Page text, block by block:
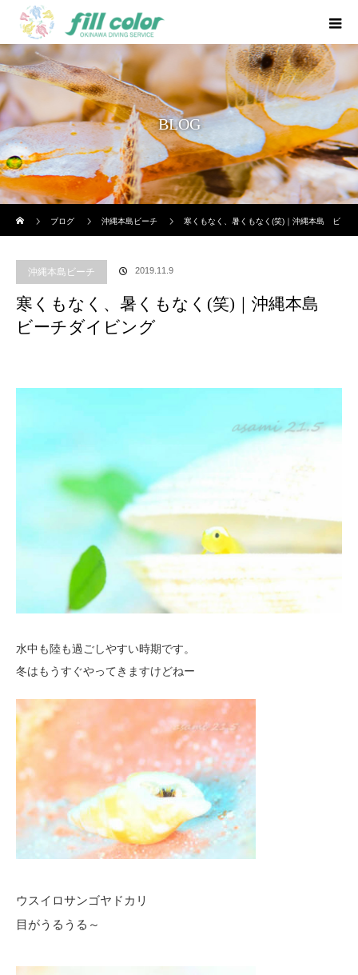
BLOG
ブログ
沖縄本島ビーチ 寒くもなく、暑くもなく(笑)｜沖縄本島 ビ
沖縄本島ビーチ 2019.11.9
寒くもなく、暑くもなく(笑)｜沖縄本島
ビーチダイビング
水中も陸も過ごしやすい時期です。
冬はもうすぐやってきますけどねー
ウスイロサンゴヤドカリ
目がうるうる～